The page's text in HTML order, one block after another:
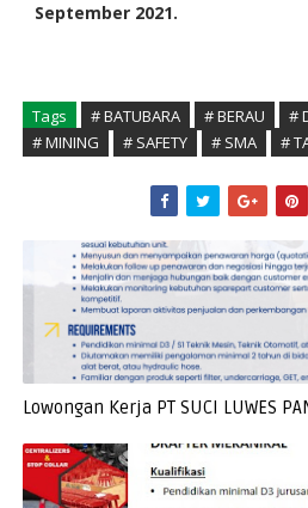
September 2021.
Tags # BATUBARA # BERAU #
# MINING
# SAFETY # SMA #
Lowongan Kerja PT SUCI LUWES